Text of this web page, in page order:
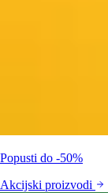
Popusti do -50%
Akcijski proizvodi